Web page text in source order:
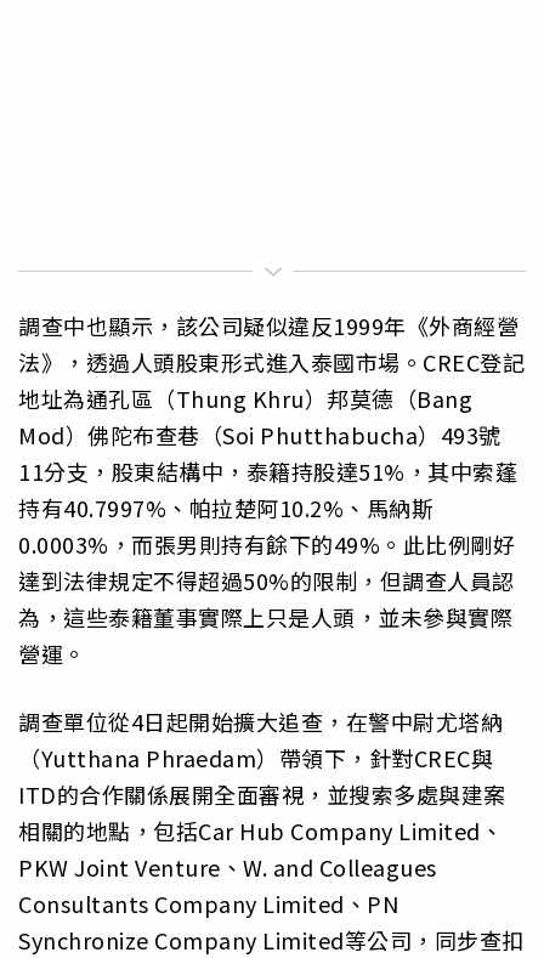
調查中也顯示，該公司疑似違反1999年《外商經營
法》，透過人頭股東形式進入泰國市場。CREC登記
地址為通孔區（Thung Khru）邦莫德（Bang
Mod）佛陀布查巷（Soi Phutthabucha）493號
11分支，股東結構中，泰籍持股達51%，其中索蓬
持有40.7997%、帕拉楚阿10.2%、馬納斯
0.0003%，而張男則持有餘下的49%。此比例剛好
達到法律規定不得超過50%的限制，但調查人員認
為，這些泰籍董事實際上只是人頭，並未參與實際
營運。
調查單位從4日起開始擴大追查，在警中尉尤塔納
（Yutthana Phraedam）帶領下，針對CREC與
ITD的合作關係展開全面審視，並搜索多處與建案
相關的地點，包括Car Hub Company Limited、
PKW Joint Venture、W. and Colleagues
Consultants Company Limited、PN
Synchronize Company Limited等公司，同步查扣